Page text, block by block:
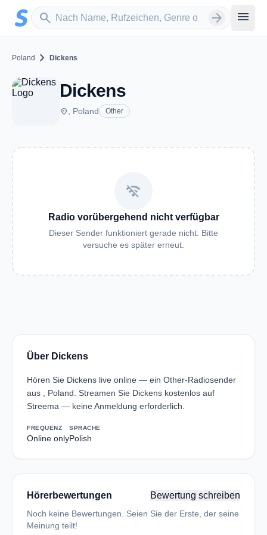
Zum Hauptinhalt springen
search
Sender suchen arrow_forward menu
Poland chevron_right Dickens
Dickens
place , Poland Other
wifi_off
Radio vorübergehend nicht verfügbar
Dieser Sender funktioniert gerade nicht. Bitte
versuche es später erneut.
Über Dickens
Hören Sie Dickens live online — ein Other-Radiosender
aus , Poland. Streamen Sie Dickens kostenlos auf
Streema — keine Anmeldung erforderlich.
FREQUENZ
Online only
SPRACHE
Polish
Hörerbewertungen Bewertung schreiben
Noch keine Bewertungen. Seien Sie der Erste, der seine
Meinung teilt!